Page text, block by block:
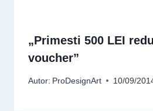
„Primesti 500 LEI
voucher”
Autor: ProDesignArt 10/09/